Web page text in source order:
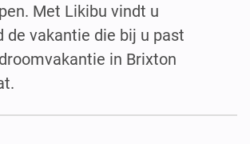
Met Likibu vindt u
de vakantie die bij u past
in Brixton